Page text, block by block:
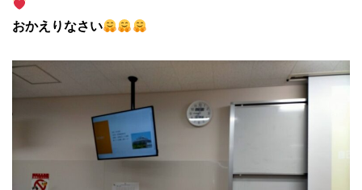
おかえりなさい